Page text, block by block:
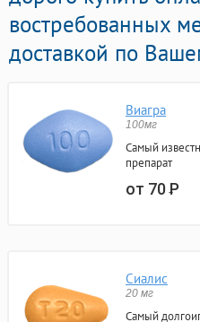
востребованных
доставкой по
Виагра
100мг
Самый
препарат
от 70Р
Сиалис
20 мг
Самый